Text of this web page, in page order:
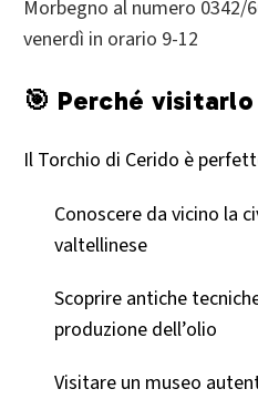
Morbegno al numero 0342/
venerdì in orario 9-12
🎯 Perché visitarlo
Il Torchio di Cerido è
Conoscere da vicino la
valtellinese
Scoprire antiche
produzione dell’olio
Visitare un museo